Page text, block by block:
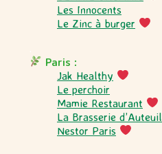
Les Innocents
Le Zinc à burger
Paris :
Jak Healthy
Le perchoir
Mamie Restaurant
La Brasserie d’Auteuil
Nestor Paris